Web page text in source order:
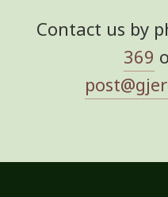
Contact us by
369